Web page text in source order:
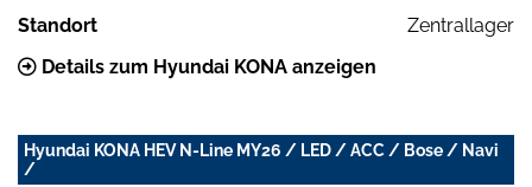
Standort
Zentrallager
Details zum Hyundai KONA anzeigen
Hyundai KONA HEV N-Line MY26 / LED / ACC / Bose / Navi
/